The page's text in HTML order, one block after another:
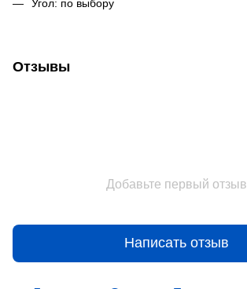
Угол: по выбору
Отзывы
Добавьте первый отзыв
Написать отзыв